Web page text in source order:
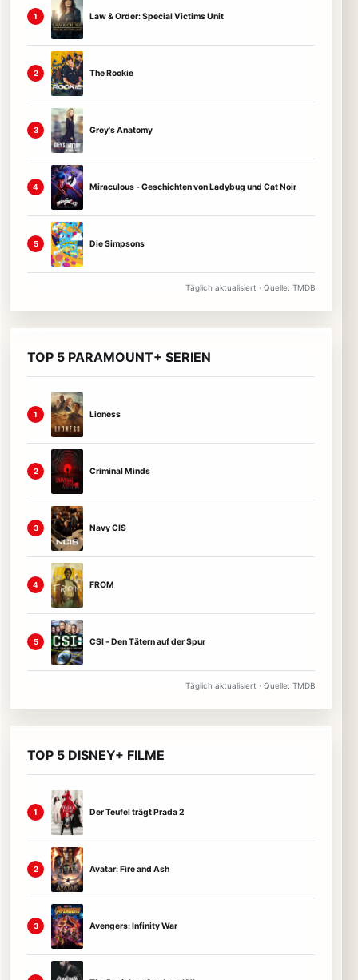
1 Law & Order: Special Victims Unit
2 The Rookie
3 Grey's Anatomy
4 Miraculous - Geschichten von Ladybug und Cat Noir
5 Die Simpsons
Täglich aktualisiert · Quelle: TMDB
TOP 5 PARAMOUNT+ SERIEN
1 Lioness
2 Criminal Minds
3 Navy CIS
4 FROM
5 CSI - Den Tätern auf der Spur
Täglich aktualisiert · Quelle: TMDB
TOP 5 DISNEY+ FILME
1 Der Teufel trägt Prada 2
2 Avatar: Fire and Ash
3 Avengers: Infinity War